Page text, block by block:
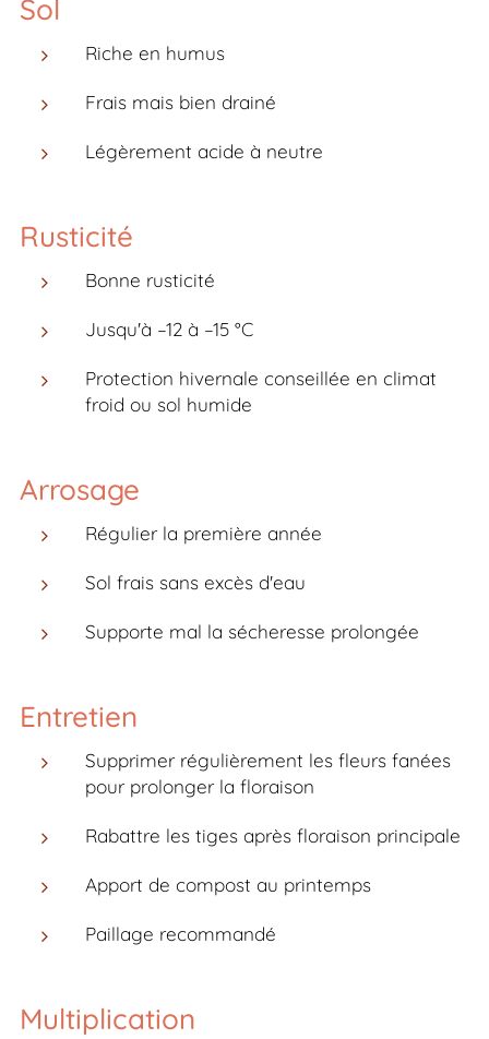
Sol
Riche en humus
Frais mais bien drainé
Légèrement acide à neutre
Rusticité
Bonne rusticité
Jusqu'à –12 à –15 °C
Protection hivernale conseillée en climat
froid ou sol humide
Arrosage
Régulier la première année
Sol frais sans excès d'eau
Supporte mal la sécheresse prolongée
Entretien
Supprimer régulièrement les fleurs fanées
pour prolonger la floraison
Rabattre les tiges après floraison principale
Apport de compost au printemps
Paillage recommandé
Multiplication